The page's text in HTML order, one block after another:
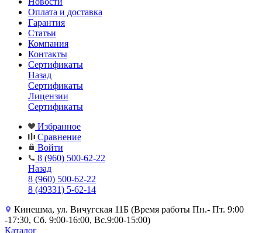
Оплата и доставка
Гарантия
Статьи
Компания
Контакты
Сертификаты
Назад
Сертификаты
Лицензии
Сертификаты
Избранное
Сравнение
Войти
8 (960) 500-62-22
Назад
8 (960) 500-62-22
8 (49331) 5-62-14
Кинешма, ул. Вичугская 11Б (Время работы Пн.- Пт. 9:00
-17:30, Сб. 9:00-16:00, Вс.9:00-15:00)
Каталог